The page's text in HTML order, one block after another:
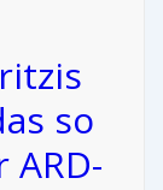
so
ARD-